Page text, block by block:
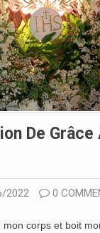
De
2022 0
corps et boit